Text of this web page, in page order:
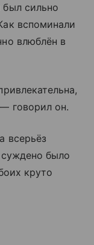
сильно
вспоминали
влюблён в
говорил он.
всерьёз
было
круто